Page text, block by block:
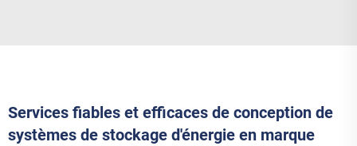
Services fiables et efficaces de conception de
systèmes de stockage d'énergie en marque